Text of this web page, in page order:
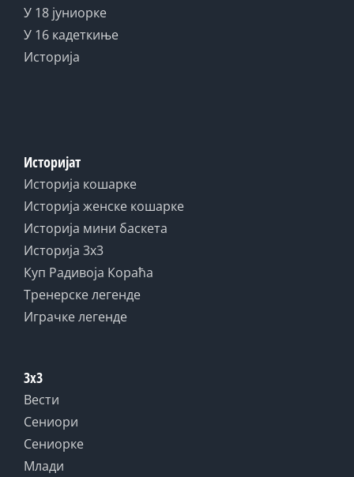
У 18 јуниорке
У 16 кадеткиње
Историја
Историјат
Историја кошарке
Историја женске кошарке
Историја мини баскета
Историја 3x3
Куп Радивоја Кораћа
Тренерске легенде
Играчке легенде
3x3
Вести
Сениори
Сениорке
Млади